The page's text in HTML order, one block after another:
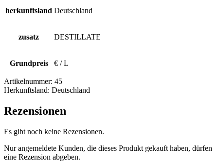
herkunftsland Deutschland
zusatz DESTILLATE
Grundpreis € / L
Artikelnummer: 45
Herkunftsland: Deutschland
Rezensionen
Es gibt noch keine Rezensionen.
Nur angemeldete Kunden, die dieses Produkt gekauft haben, dürfen
eine Rezension abgeben.